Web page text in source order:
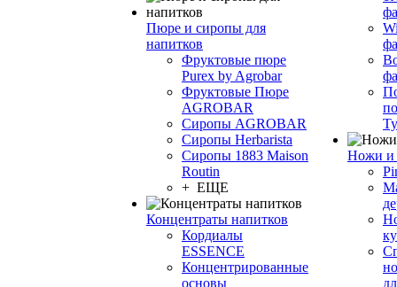
Пюре и сиропы для
напитков
Фруктовые пюре
Purex by Agrobar
Фруктовые Пюре
AGROBAR
Сиропы AGROBAR
Сиропы Herbarista
Сиропы 1883 Maison
Routin
+ ЕЩЕ
Концентраты напитков
Кордиалы
ESSENCE
Концентрированные
основы
Ножи и